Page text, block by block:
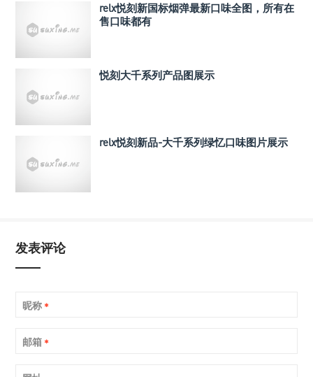
relx悦刻新国标烟弹最新口味全图，所有在
售口味都有
悦刻大千系列产品图展示
relx悦刻新品-大千系列绿忆口味图片展示
发表评论
昵称 *
邮箱 *